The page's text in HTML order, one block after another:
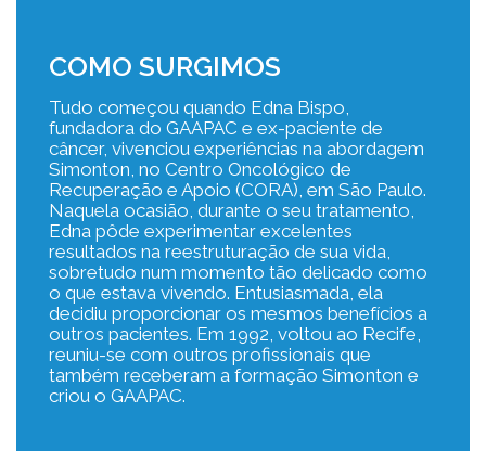
COMO SURGIMOS
Tudo começou quando Edna Bispo,
fundadora do GAAPAC e ex-paciente de
câncer, vivenciou experiências na abordagem
Simonton, no Centro Oncológico de
Recuperação e Apoio (CORA), em São Paulo.
Naquela ocasião, durante o seu tratamento,
Edna pôde experimentar excelentes
resultados na reestruturação de sua vida,
sobretudo num momento tão delicado como
o que estava vivendo. Entusiasmada, ela
decidiu proporcionar os mesmos benefícios a
outros pacientes. Em 1992, voltou ao Recife,
reuniu-se com outros profissionais que
também receberam a formação Simonton e
criou o GAAPAC.